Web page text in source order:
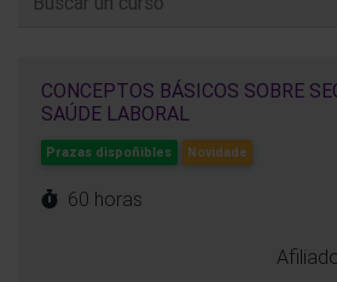
CONCEPTOS BÁSICOS SOBRE
SAÚDE LABORAL
Prazas dispoñibles Novidade
60 horas